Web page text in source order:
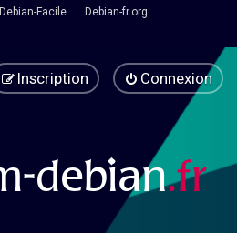
Debian-Facile
Debian-fr.org
Connexion
Inscription